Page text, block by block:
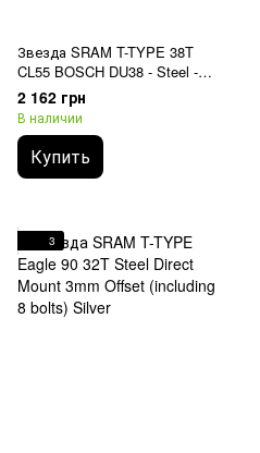
Звезда SRAM T-TYPE 38T
CL55 BOSCH DU38 - Steel -
Direct Mount
2 162 грн
В наличии
Купить
3